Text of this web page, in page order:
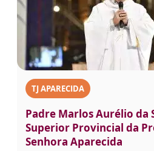
TJ APARECIDA
Padre Marlos Aurélio da
Superior Provincial da
Senhora Aparecida